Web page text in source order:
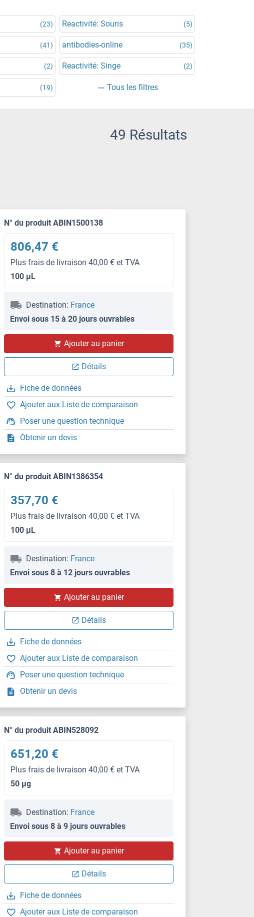
(23) Reactivité: Souris (5)
(41) antibodies-online (35)
(2) Reactivité: Singe (2)
(19) Tous les filtres
49 Résultats
IHC
N° du produit ABIN1500138
806,47 €
Plus frais de livraison 40,00 € et TVA
100 μL
Destination: France
Envoi sous 15 à 20 jours ouvrables
Ajouter au panier
Détails
Fiche de données
Ajouter aux Liste de comparaison
Poser une question technique
Obtenir un devis
N° du produit ABIN1386354
357,70 €
Plus frais de livraison 40,00 € et TVA
100 μL
Destination: France
Envoi sous 8 à 12 jours ouvrables
Ajouter au panier
Détails
Fiche de données
Ajouter aux Liste de comparaison
Poser une question technique
Obtenir un devis
N° du produit ABIN528092
651,20 €
Plus frais de livraison 40,00 € et TVA
50 μg
Destination: France
Envoi sous 8 à 9 jours ouvrables
Ajouter au panier
Détails
Fiche de données
Ajouter aux Liste de comparaison